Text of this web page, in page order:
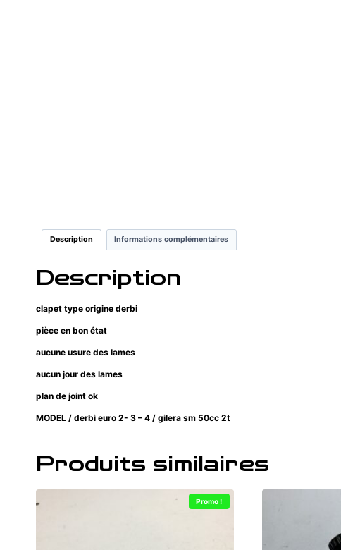
Description Informations complémentaires
Description
clapet type origine derbi
pièce en bon état
aucune usure des lames
aucun jour des lames
plan de joint ok
MODEL / derbi euro 2- 3 – 4 / gilera sm 50cc 2t
Produits similaires
Promo !